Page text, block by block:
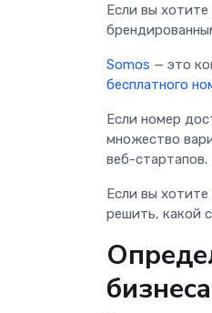
Если вы
Somos — это
бесплатного
Если номер
множество
веб-стартапов.
Если вы
решить, какой
бизнеса